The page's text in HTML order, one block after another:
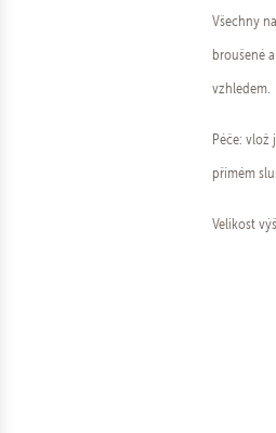
Všechny
broušené
vzhledem.
Péče: vlož
přímém
Velikost